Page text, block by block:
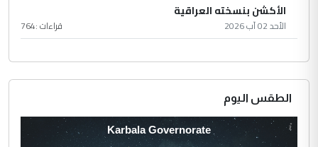
الأكشن بنسخته العراقية
الأحد 02 آب 2026 قراءات :764
الطقس اليوم
Karbala Governorate